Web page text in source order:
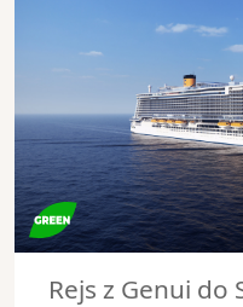
Rejs z Genui do